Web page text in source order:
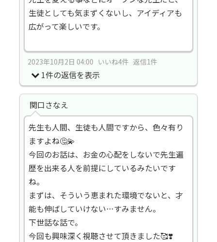
生徒としても気まずくないし、アイディアも
広がって楽しいです。
2023年10月2日 04:00 いいね4件 返信1件
1件の返信を表示
関口さなえ
先生も人間、生徒も人間ですから、色々有り
ますよね🤔💫
今回のお話は、お金の心配をしないで先生遍
歴を出来る人を前提にしているみたいです
ね。
まずは、そういう恵まれた環境でないと、才
能も伸ばしていけない…すみません。
下世話な話で。
今回も興味深く視聴させて頂きました🥰❣️